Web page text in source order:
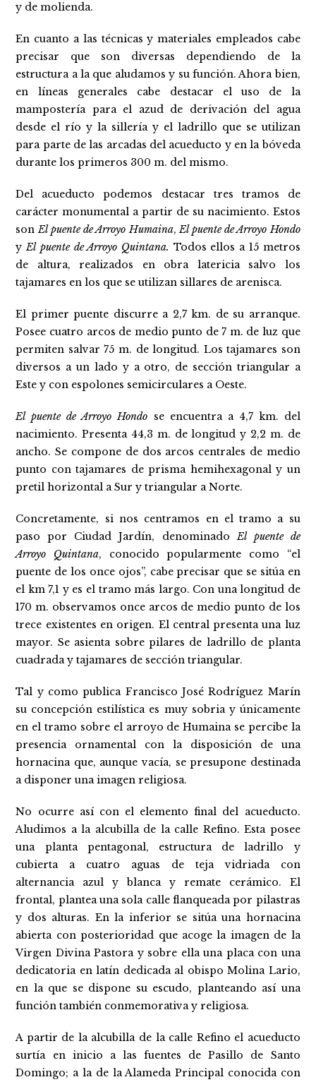
y de molienda.
En cuanto a las técnicas y materiales empleados cabe
precisar que son diversas dependiendo de la
estructura a la que aludamos y su función. Ahora bien,
en líneas generales cabe destacar el uso de la
mampostería para el azud de derivación del agua
desde el río y la sillería y el ladrillo que se utilizan
para parte de las arcadas del acueducto y en la bóveda
durante los primeros 300 m. del mismo.
Del acueducto podemos destacar tres tramos de
carácter monumental a partir de su nacimiento. Estos
sonEl puente de Arroyo Humaina,El puente de Arroyo Hondo
yEl puente de Arroyo Quintana. Todos ellos a 15 metros
de altura, realizados en obra latericia salvo los
tajamares en los que se utilizan sillares de arenisca.
El primer puente discurre a 2,7 km. de su arranque.
Posee cuatro arcos de medio punto de 7 m. de luz que
permiten salvar 75 m. de longitud. Los tajamares son
diversos a un lado y a otro, de sección triangular a
Este y con espolones semicirculares a Oeste.
El puente de Arroyo Hondo se encuentra a 4,7 km. del
nacimiento. Presenta 44,3 m. de longitud y 2,2 m. de
ancho. Se compone de dos arcos centrales de medio
punto con tajamares de prisma hemihexagonal y un
pretil horizontal a Sur y triangular a Norte.
Concretamente, si nos centramos en el tramo a su
paso por Ciudad Jardín, denominadoEl puente de
Arroyo Quintana, conocido popularmente como “el
puente de los once ojos”, cabe precisar que se sitúa en
el km 7,1 y es el tramo más largo. Con una longitud de
170 m. observamos once arcos de medio punto de los
trece existentes en origen. El central presenta una luz
mayor. Se asienta sobre pilares de ladrillo de planta
cuadrada y tajamares de sección triangular.
Tal y como publica Francisco José Rodríguez Marín
su concepción estilística es muy sobria y únicamente
en el tramo sobre el arroyo de Humaina se percibe la
presencia ornamental con la disposición de una
hornacina que, aunque vacía, se presupone destinada
a disponer una imagen religiosa.
No ocurre así con el elemento final del acueducto.
Aludimos a la alcubilla de la calle Refino. Esta posee
una planta pentagonal, estructura de ladrillo y
cubierta a cuatro aguas de teja vidriada con
alternancia azul y blanca y remate cerámico. El
frontal, plantea una sola calle flanqueada por pilastras
y dos alturas. En la inferior se sitúa una hornacina
abierta con posterioridad que acoge la imagen de la
Virgen Divina Pastora y sobre ella una placa con una
dedicatoria en latín dedicada al obispo Molina Lario,
en la que se dispone su escudo, planteando así una
función también conmemorativa y religiosa.
A partir de la alcubilla de la calle Refino el acueducto
surtía en inicio a las fuentes de Pasillo de Santo
Domingo; a la de la Alameda Principal conocida con